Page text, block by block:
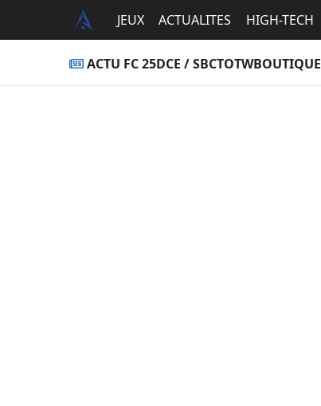
JEUX ACTUALITES HIGH-TECH
ACTU FC 25DCE / SBCTOTWBOUTIQUE